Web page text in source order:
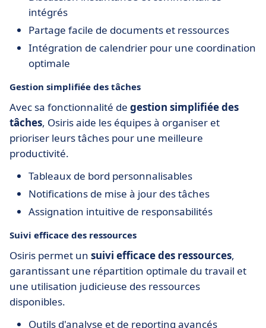
intégrés
Partage facile de documents et ressources
Intégration de calendrier pour une coordination
optimale
Gestion simplifiée des tâches
Avec sa fonctionnalité de gestion simplifiée des
tâches, Osiris aide les équipes à organiser et
prioriser leurs tâches pour une meilleure
productivité.
Tableaux de bord personnalisables
Notifications de mise à jour des tâches
Assignation intuitive de responsabilités
Suivi efficace des ressources
Osiris permet un suivi efficace des ressources,
garantissant une répartition optimale du travail et
une utilisation judicieuse des ressources
disponibles.
Outils d'analyse et de reporting avancés